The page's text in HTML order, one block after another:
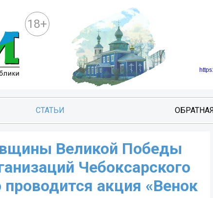
18+
СТАТЬИ
Великой Победы
Чебоксарского
акция «Венок